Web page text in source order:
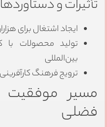
تأثیرات و دستاوردها
ایجاد اشتغال برای
تولید محصولات با
بین‌المللی
ترویج فرهنگ کارآفرینی
مسیر
فضلی